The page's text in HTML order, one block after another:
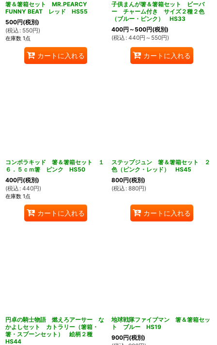
箸＆箸箱セット MR.PEARCY
FUNNY BEAT レッド HS55
500円(税別)
(税込 : 550円)
在庫数 1点
カートに入れる
子供まんが箸＆箸箱セット ビーバ
ー チャーム付き サイズ２種２色
（ブルー・ピンク） HS33
400円 ～500円(税別)
(税込 : 440円 ～550円)
カートに入れる
コンポラキッド 箸＆箸箱セット １
６．５ｃｍ箸 ピンク HS50
400円(税別)
(税込 : 440円)
在庫数 1点
カートに入れる
ステップジュン 箸＆箸箱セット ２
色（ピンク・レッド） HS45
800円(税別)
(税込 : 880円)
カートに入れる
円卓の騎士物語 燃えろアーサー な
かよしセット カトラリー（箸箱・
箸・スプーンセット） 絵柄２種
HS44
地球戦隊ファイブマン 箸＆箸箱セッ
ト ブルー HS19
900円(税別)